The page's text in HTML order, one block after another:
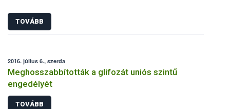
TOVÁBB
2016. július 6., szerda
Meghosszabbították a glifozát uniós szintű
engedélyét
TOVÁBB